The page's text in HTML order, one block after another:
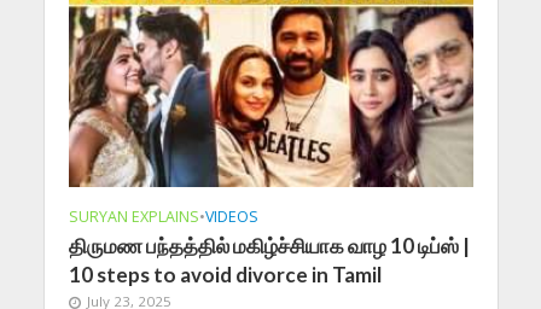
SURYAN EXPLAINS•VIDEOS
திருமண பந்தத்தில் மகிழ்ச்சியாக வாழ 10 டிப்ஸ் |
10 steps to avoid divorce in Tamil
July 23, 2025